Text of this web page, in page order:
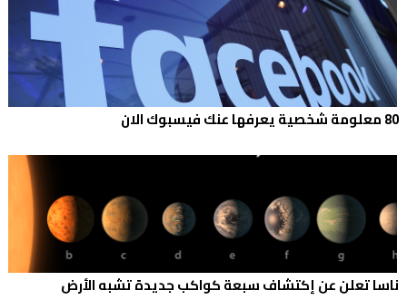
80 معلومة شخصية يعرفها عنك فيسبوك الان
ناسا تعلن عن إكتشاف سبعة كواكب جديدة تشبه الأرض